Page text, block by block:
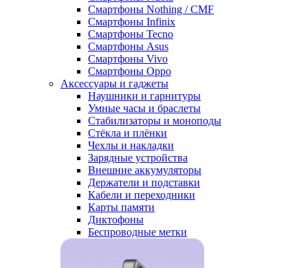
Смартфоны Nothing / CMF
Смартфоны Infinix
Смартфоны Tecno
Смартфоны Asus
Смартфоны Vivo
Смартфоны Oppo
Аксессуары и гаджеты
Наушники и гарнитуры
Умные часы и браслеты
Стабилизаторы и моноподы
Стёкла и плёнки
Чехлы и накладки
Зарядные устройства
Внешние аккумуляторы
Держатели и подставки
Кабели и переходники
Карты памяти
Диктофоны
Беспроводные метки